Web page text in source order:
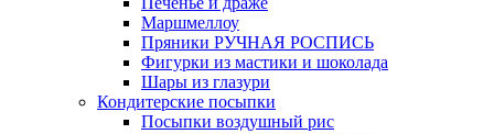
Маршмеллоу
Пряники РУЧНАЯ РОСПИСЬ
Фигурки из мастики и шоколада
Шары из глазури
Кондитерские посыпки
Посыпки воздушный рис